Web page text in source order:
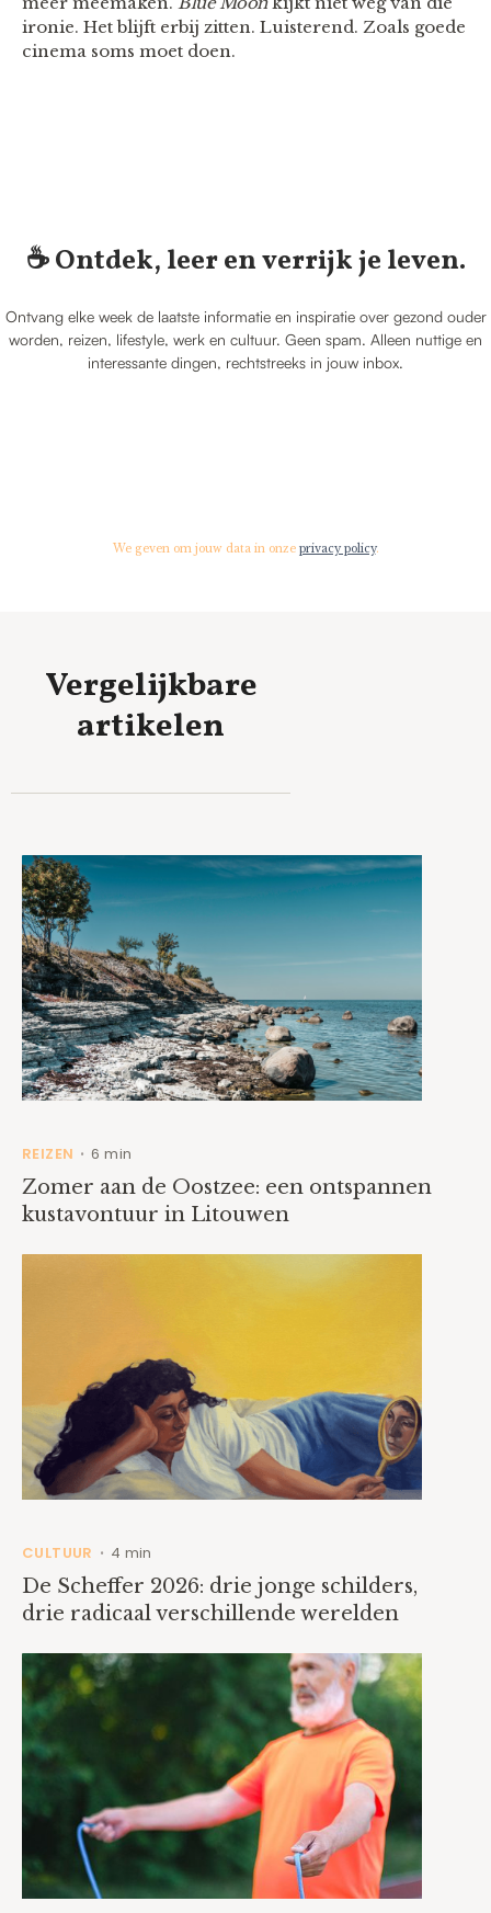
ironie. Het blijft erbij zitten. Luisterend. Zoals goede
cinema soms moet doen.
☕️ Ontdek, leer en verrijk je leven.
Ontvang elke week de laatste informatie en inspiratie over gezond ouder
worden, reizen, lifestyle, werk en cultuur. Geen spam. Alleen nuttige en
interessante dingen, rechtstreeks in jouw inbox.
We geven om jouw data in onze privacy policy.
Vergelijkbare
artikelen
REIZEN •6 min
Zomer aan de Oostzee: een ontspannen
kustavontuur in Litouwen
CULTUUR • 4 min
De Scheffer 2026: drie jonge schilders,
drie radicaal verschillende werelden